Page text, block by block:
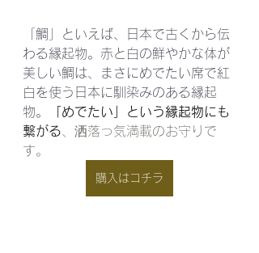
「鯛」といえば、日本で古くから伝
わる縁起物。赤と白の鮮やかな体が
美しい鯛は、まさにめでたい席で紅
白を使う日本に馴染みのある縁起
物。
「めでたい」という縁起物にも
繋がる 、洒落っ気満載のお守りで
す。
購入はコチラ